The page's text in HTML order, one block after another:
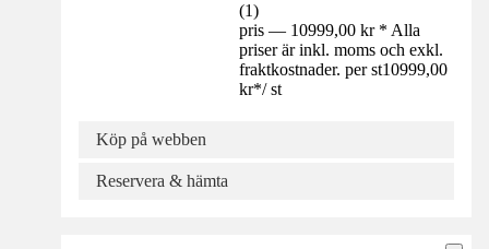
(1)
pris — 10999,00 kr * Alla
priser är inkl. moms och exkl.
fraktkostnader. per st10999,00
kr*/ st
Köp på webben
Reservera & hämta